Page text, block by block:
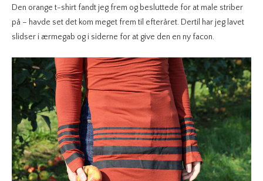
Den orange t-shirt fandt jeg frem og besluttede for at male striber
på – havde set det kom meget frem til efteråret. Dertil har jeg lavet
slidser i ærmegab og i siderne for at give den en ny facon.